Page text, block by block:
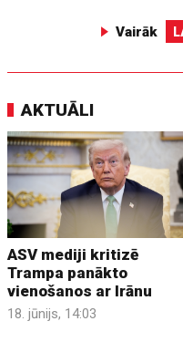
Vairāk
AKTUĀLI
ASV mediji kritizē
Trampa panākto
vienošanos ar Irānu
18. jūnijs, 14:03